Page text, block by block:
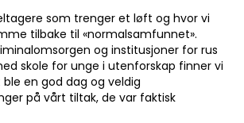
som trenger et løft og hvor vi
tilbake til «normalsamfunnet».
og institusjoner for rus
skole for unge i utenforskap finner vi
en god dag og veldig
på vårt tiltak, de var faktisk